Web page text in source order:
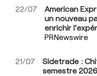
Consulter les questions
22/07
American
un nouveau
enrichir
PRNewswire
21/07
Sidetrade :
semestre 2026